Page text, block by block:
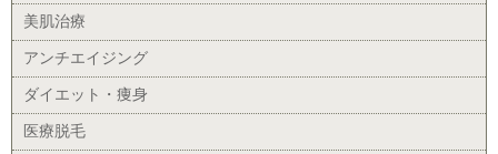
美肌治療
アンチエイジング
ダイエット・痩身
医療脱毛